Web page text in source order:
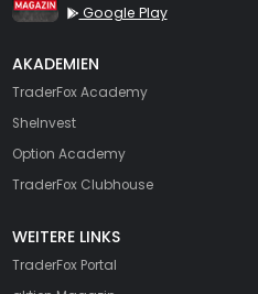
Google Play
AKADEMIEN
TraderFox Academy
SheInvest
Option Academy
TraderFox Clubhouse
WEITERE LINKS
TraderFox Portal